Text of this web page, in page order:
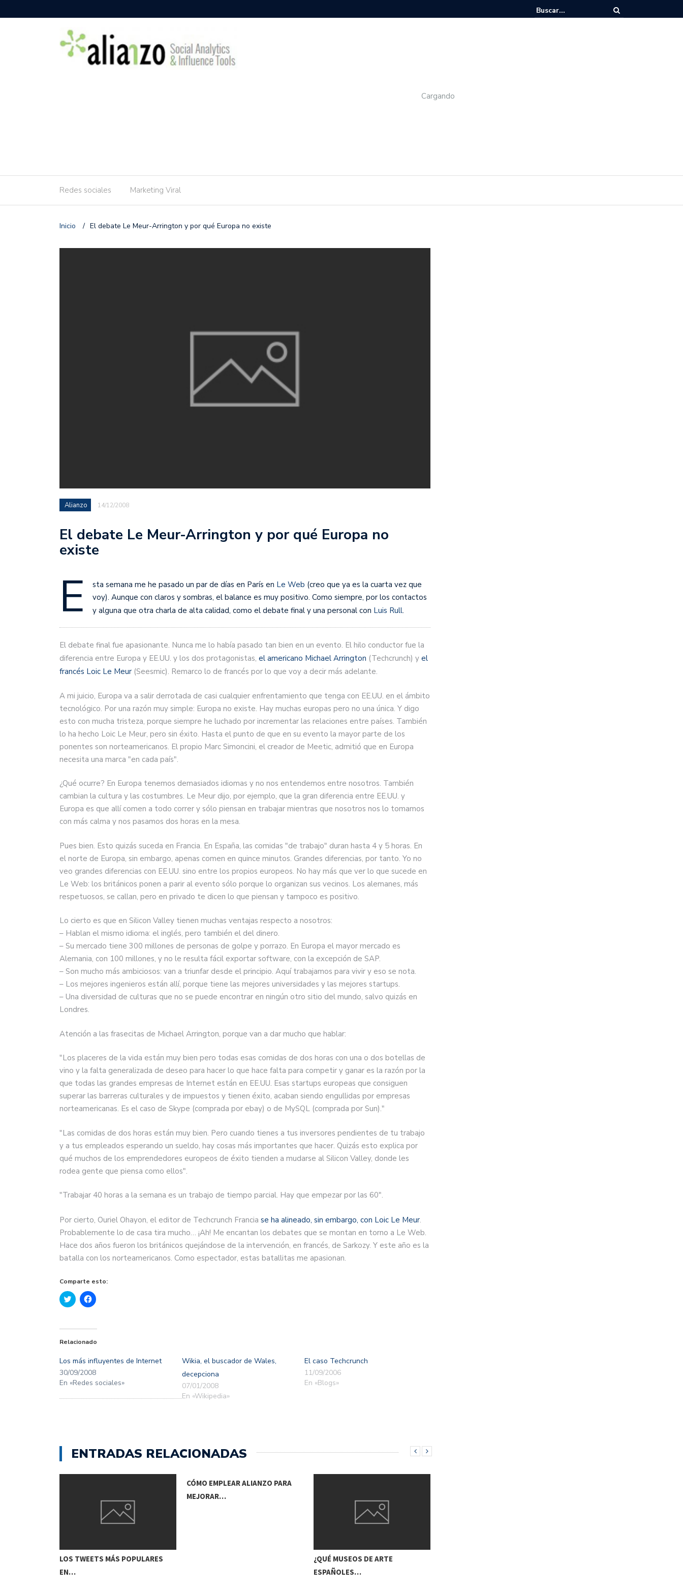
Cargando
Redes sociales Marketing Viral
Inicio / El debate Le Meur-Arrington y por qué Europa no existe
Alianzo 14/12/2008
El debate Le Meur-Arrington y por qué Europa no
existe
E sta semana me he pasado un par de días en París en Le Web (creo que ya es la cuarta vez que
voy). Aunque con claros y sombras, el balance es muy positivo. Como siempre, por los contactos
y alguna que otra charla de alta calidad, como el debate final y una personal con Luis Rull.
El debate final fue apasionante. Nunca me lo había pasado tan bien en un evento. El hilo conductor fue la
diferencia entre Europa y EE.UU. y los dos protagonistas, el americano Michael Arrington (Techcrunch) y el
francés Loic Le Meur (Seesmic). Remarco lo de francés por lo que voy a decir más adelante.
A mi juicio, Europa va a salir derrotada de casi cualquier enfrentamiento que tenga con EE.UU. en el ámbito
tecnológico. Por una razón muy simple: Europa no existe. Hay muchas europas pero no una única. Y digo
esto con mucha tristeza, porque siempre he luchado por incrementar las relaciones entre países. También
lo ha hecho Loic Le Meur, pero sin éxito. Hasta el punto de que en su evento la mayor parte de los
ponentes son norteamericanos. El propio Marc Simoncini, el creador de Meetic, admitió que en Europa
necesita una marca "en cada país".
¿Qué ocurre? En Europa tenemos demasiados idiomas y no nos entendemos entre nosotros. También
cambian la cultura y las costumbres. Le Meur dijo, por ejemplo, que la gran diferencia entre EE.UU. y
Europa es que allí comen a todo correr y sólo piensan en trabajar mientras que nosotros nos lo tomamos
con más calma y nos pasamos dos horas en la mesa.
Pues bien. Esto quizás suceda en Francia. En España, las comidas "de trabajo" duran hasta 4 y 5 horas. En
el norte de Europa, sin embargo, apenas comen en quince minutos. Grandes diferencias, por tanto. Yo no
veo grandes diferencias con EE.UU. sino entre los propios europeos. No hay más que ver lo que sucede en
Le Web: los británicos ponen a parir al evento sólo porque lo organizan sus vecinos. Los alemanes, más
respetuosos, se callan, pero en privado te dicen lo que piensan y tampoco es positivo.
Lo cierto es que en Silicon Valley tienen muchas ventajas respecto a nosotros:
– Hablan el mismo idioma: el inglés, pero también el del dinero.
– Su mercado tiene 300 millones de personas de golpe y porrazo. En Europa el mayor mercado es
Alemania, con 100 millones, y no le resulta fácil exportar software, con la excepción de SAP.
– Son mucho más ambiciosos: van a triunfar desde el principio. Aquí trabajamos para vivir y eso se nota.
– Los mejores ingenieros están allí, porque tiene las mejores universidades y las mejores startups.
– Una diversidad de culturas que no se puede encontrar en ningún otro sitio del mundo, salvo quizás en
Londres.
Atención a las frasecitas de Michael Arrington, porque van a dar mucho que hablar:
"Los placeres de la vida están muy bien pero todas esas comidas de dos horas con una o dos botellas de
vino y la falta generalizada de deseo para hacer lo que hace falta para competir y ganar es la razón por la
que todas las grandes empresas de Internet están en EE.UU. Esas startups europeas que consiguen
superar las barreras culturales y de impuestos y tienen éxito, acaban siendo engullidas por empresas
norteamericanas. Es el caso de Skype (comprada por ebay) o de MySQL (comprada por Sun)."
"Las comidas de dos horas están muy bien. Pero cuando tienes a tus inversores pendientes de tu trabajo
y a tus empleados esperando un sueldo, hay cosas más importantes que hacer. Quizás esto explica por
qué muchos de los emprendedores europeos de éxito tienden a mudarse al Silicon Valley, donde les
rodea gente que piensa como ellos".
"Trabajar 40 horas a la semana es un trabajo de tiempo parcial. Hay que empezar por las 60".
Por cierto, Ouriel Ohayon, el editor de Techcrunch Francia se ha alineado, sin embargo, con Loic Le Meur.
Probablemente lo de casa tira mucho… ¡Ah! Me encantan los debates que se montan en torno a Le Web.
Hace dos años fueron los británicos quejándose de la intervención, en francés, de Sarkozy. Y este año es la
batalla con los norteamericanos. Como espectador, estas batallitas me apasionan.
Comparte esto:
Haz
clic
Twitter
abre
una
ventana
nueva)
Haz
clic
Facebook
abre
una
ventana
nueva)
Relacionado
Los más influyentes de Internet
30/09/2008
En «Redes sociales»
Wikia, el buscador de Wales,
decepciona
07/01/2008
En «Wikipedia»
El caso Techcrunch
11/09/2006
En «Blogs»
ENTRADAS RELACIONADAS
LOS TWEETS MÁS POPULARES
EN…
CÓMO EMPLEAR ALIANZO PARA
MEJORAR…
¿QUÉ MUSEOS DE ARTE
ESPAÑOLES…